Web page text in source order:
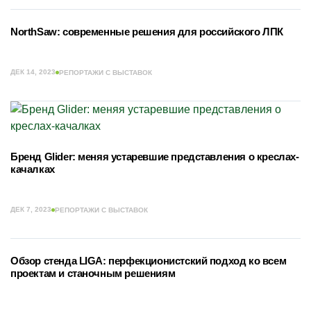
NorthSaw: современные решения для российского ЛПК
ДЕК 14, 2023 РЕПОРТАЖИ С ВЫСТАВОК
Бренд Glider: меняя устаревшие представления о креслах-
качалках
ДЕК 7, 2023 РЕПОРТАЖИ С ВЫСТАВОК
Обзор стенда LIGA: перфекционистский подход ко всем
проектам и станочным решениям